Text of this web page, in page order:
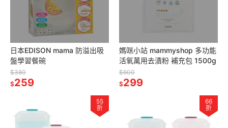
日本EDISON mama 防溢出吸
盤學習餐碗
$380
$259
媽咪小站 mammyshop 多功能
活氧萬用去漬粉 補充包 1500g
$600
$299
55
折
66
折